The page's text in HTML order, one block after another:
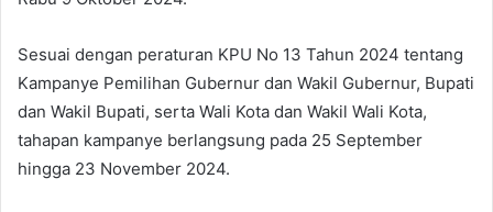
Sesuai dengan peraturan KPU No 13 Tahun 2024 tentang
Kampanye Pemilihan Gubernur dan Wakil Gubernur, Bupati
dan Wakil Bupati, serta Wali Kota dan Wakil Wali Kota,
tahapan kampanye berlangsung pada 25 September
hingga 23 November 2024.